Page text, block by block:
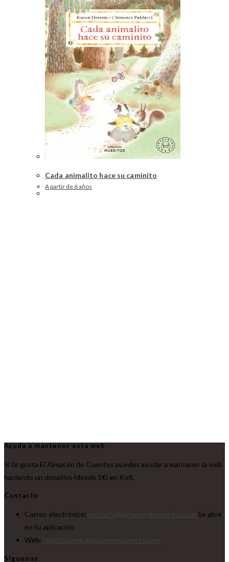
Cada animalito hace su caminito
A partir de 6 años
Ayuda a mantener esta web
Si te gusta El Almacén de Cuentos puedes ayudar a mantener la web
haciendo un donativo (desde 1€) en Kofi.
Contacto
Correo electrónico:
Se abre
en tu aplicación
Web:
Síguenos